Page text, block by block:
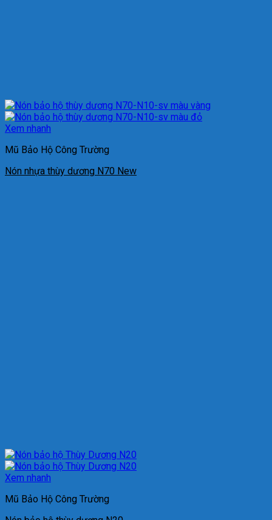
Xem nhanh
Mũ Bảo Hộ Công Trường
Nón nhựa thùy dương N70 New
Xem nhanh
Mũ Bảo Hộ Công Trường